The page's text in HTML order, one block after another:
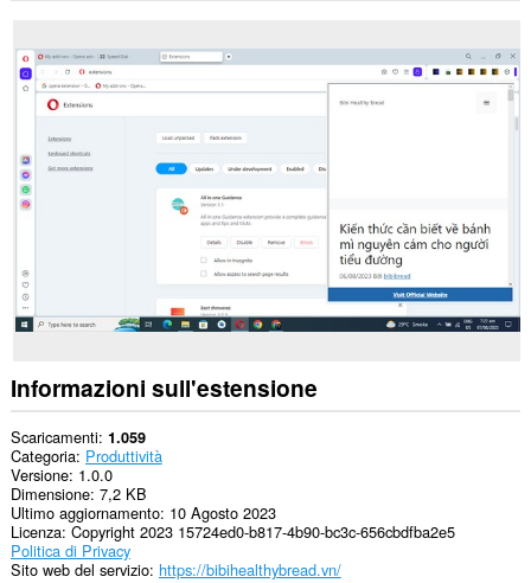
Informazioni sull'estensione
Scaricamenti 1.059
Categoria Produttività
Versione 1.0.0
Dimensione 7,2 KB
Ultimo aggiornamento 10 Agosto 2023
Licenza Copyright 2023 15724ed0-b817-4b90-bc3c-656cbdfba2e5
Politica di Privacy
Sito web del servizio https://bibihealthybread.vn/